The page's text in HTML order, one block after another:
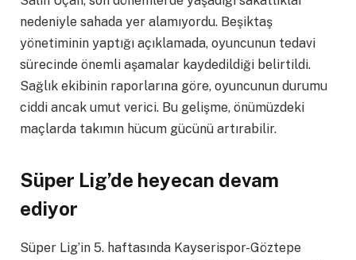
nedeniyle sahada yer alamıyordu. Beşiktaş
yönetiminin yaptığı açıklamada, oyuncunun tedavi
sürecinde önemli aşamalar kaydedildiği belirtildi.
Sağlık ekibinin raporlarına göre, oyuncunun durumu
ciddi ancak umut verici. Bu gelişme, önümüzdeki
maçlarda takımın hücum gücünü artırabilir.
Süper Lig’de heyecan devam
ediyor
Süper Lig’in 5. haftasında Kayserispor-Göztepe